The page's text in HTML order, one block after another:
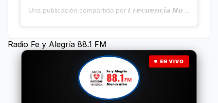
Radio Fe y Alegría 88.1 FM
EN VIVO